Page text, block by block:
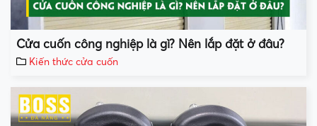
Cửa cuốn công nghiệp là gì? Nên lắp đặt ở đâu?
Kiến thức cửa cuốn